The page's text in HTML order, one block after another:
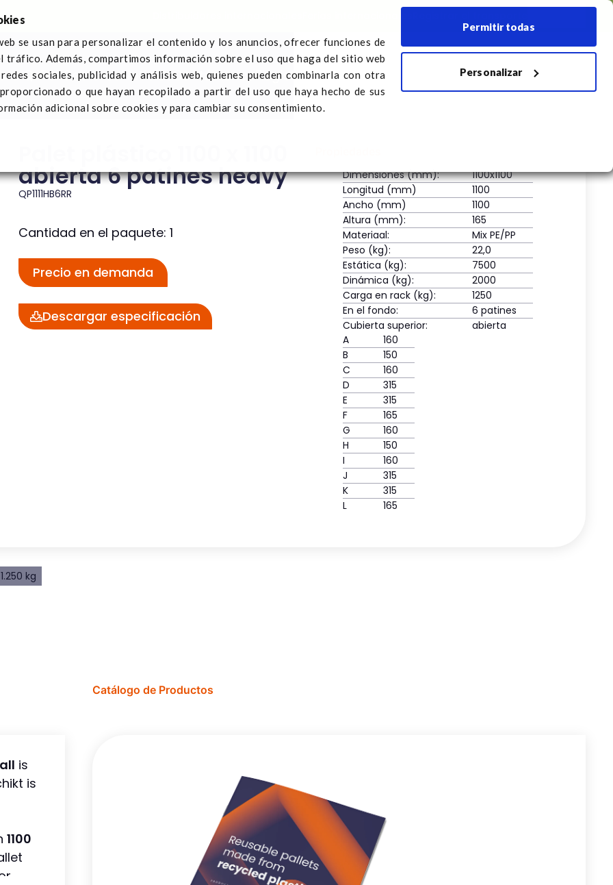
se usan para personalizar el contenido y los anuncios, ofrecer funciones de
tráfico. Además, compartimos información sobre el uso que haga del sitio web
sociales, publicidad y análisis web, quienes pueden combinarla con otra
o que hayan recopilado a partir del uso que haya hecho de sus
adicional sobre cookies y para cambiar su consentimiento.
Permitir todas
Personalizar
Q-PallSectoresNoticiasContáctanosRegistrar el transporte
1100 x 1100 abierta 6 patines heavy
abierta 6 patines heavy
QP1111HB6RR
Cantidad en el paquete: 1
Precio en demanda
Descargar especificación
Dimensiones (mm):
1100x1100
Longitud (mm)
1100
Ancho (mm)
1100
Altura (mm):
165
Materiaal:
Mix PE/PP
Peso (kg):
22,0
Estática (kg):
7500
Dinámica (kg):
2000
Carga en rack (kg):
1250
En el fondo:
6 patines
Cubierta superior:
abierta
A
160
B
150
C
160
D
315
E
315
F
165
G
160
H
150
I
160
J
315
K
315
L
165
1.250 kg
is
is
1100
Catálogo de Productos